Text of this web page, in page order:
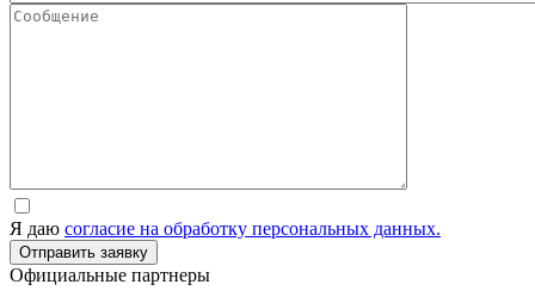
Я даю согласие на обработку персональных данных.
Официальные партнеры